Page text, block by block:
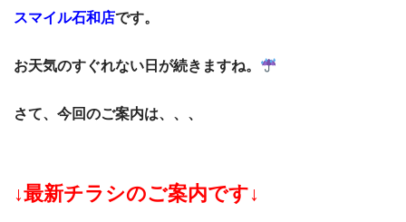
スマイル石和店です。
お天気のすぐれない日が続きますね。
さて、今回のご案内は、、、
↓最新チラシのご案内です↓